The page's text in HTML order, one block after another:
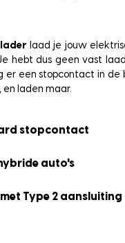
laad je jouw
hebt dus geen vast
een stopcontact in de
en laden maar.
stopcontact
auto's
met Type 2 aansluiting